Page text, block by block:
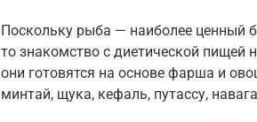
Поскольку рыба — наиболее ценный
то знакомство с диетической пищей
они готовятся на основе фарша и
минтай, щука, кефаль, путассу,